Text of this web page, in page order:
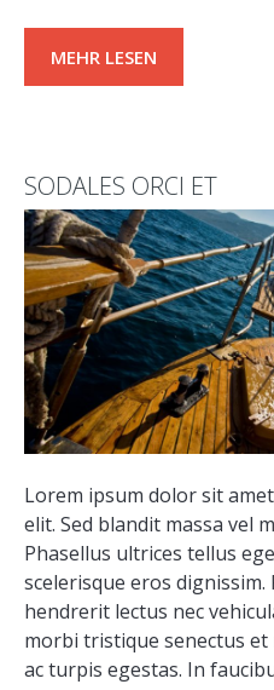
MEHR LESEN
SODALES ORCI ET
Lorem ipsum dolor sit
elit. Sed blandit massa vel
Phasellus ultrices tellus
scelerisque eros
hendrerit lectus nec
morbi tristique senectus
ac turpis egestas. In